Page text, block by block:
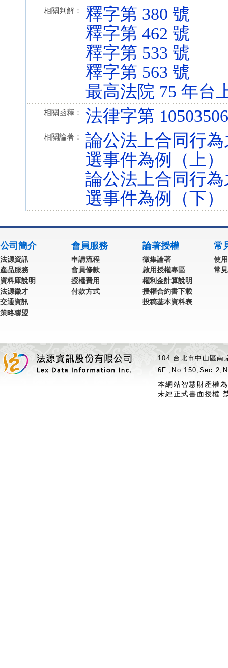
相關判解：
釋字第 380 號
釋字第 462 號
釋字第 533 號
釋字第 563 號
最高法院 75 年台
相關函釋： 法律字第
相關論著：
論公法上合同行
選事件為例（上）
論公法上合同行
選事件為例（下）
公司簡介
法源資訊
產品服務
資料庫說明
法源徵才
交通資訊
策略聯盟
會員服務
申請流程
會員條款
授權費用
付款方式
論著授權
徵集論著
啟用授權專區
權利金計算說明
授權合約書下載
投稿基本資料表
常
使
常
104 台北市中山區
本網站智慧財產權
未經正式書面授權